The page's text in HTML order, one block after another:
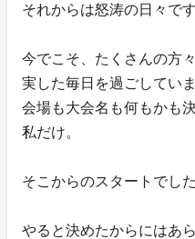
それからは怒涛の日々です
今でこそ、たくさんの方
実した毎日を過ごしてい
会場も大会名も何もかも
私だけ。
そこからのスタートでした
やると決めたからにはあ